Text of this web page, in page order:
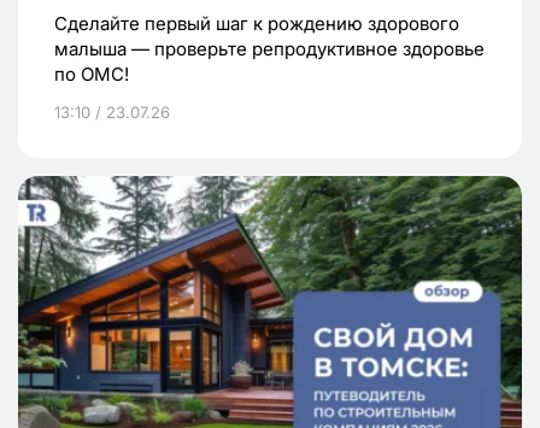
Сделайте первый шаг к рождению здорового
малыша — проверьте репродуктивное здоровье
по ОМС!
13:10 / 23.07.26